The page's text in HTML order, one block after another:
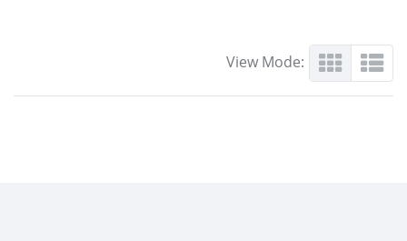
View Mode: